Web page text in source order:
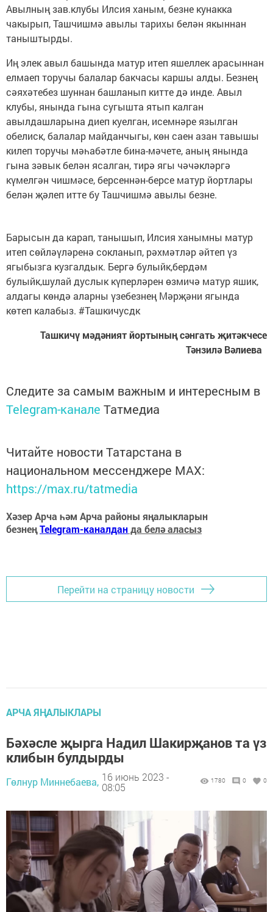
Авылның зав.клубы Илсия ханым, безне кунакка
чакырып, Ташчишмә авылы тарихы белән якыннан
таныштырды.
Иң элек авыл башында матур итеп яшеллек арасыннан
елмаеп торучы балалар бакчасы каршы алды. Безнең
сәяхәтебез шуннан башланып китте дә инде. Авыл
клубы, янында гына сугышта ятып калган
авылдашларына диеп куелган, исемнәре язылган
обелиск, балалар майданчыгы, көн саен азан тавышы
килеп торучы мәһабәтле бина-мәчете, аның янында
гына зәвык белән ясалган, тирә ягы чәчәкләргә
күмелгән чишмәсе, берсеннән-берсе матур йортлары
белән җәлеп итте бу Ташчишмә авылы безне.
Барысын да карап, танышып, Илсия ханымны матур
итеп сөйләүләренә сокланып, рәхмәтләр әйтеп үз
ягыбызга кузгалдык. Бергә булыйк,бердәм
булыйк,шулай дуслык күперләрен өзмичә матур яшик,
алдагы көндә аларны үзебезнең Мәрҗәни ягында
көтеп калабыз. #Ташкичусдк
Ташкичү мәдәният йортының сәнгать җитәкчесе
Тәнзилә Вәлиева
Следите за самым важным и интересным в
Telegram-канале Татмедиа
Читайте новости Татарстана в
национальном мессенджере MАХ:
https://max.ru/tatmedia
Хәзер Арча һәм Арча районы яңалыкларын
безнеңTelegram-каналданда белә аласыз
Перейти на страницу новости
АРЧА ЯҢАЛЫКЛАРЫ
Бәхәсле җырга Надил Шакирҗанов та үз
клибын булдырды
Гөлнур Миннебаева, 16 июнь 2023 -
08:05
1780 0 0